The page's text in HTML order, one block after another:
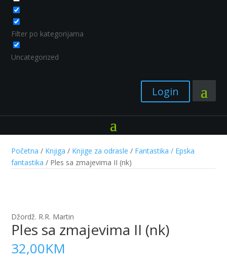
Filter po kategorijama
Uncategorized
Login
Početna / Knjiga / Knjige za odrasle / Fantastika / Epska
fantastika / Ples sa zmajevima II (nk)
Džordž. R.R. Martin
Ples sa zmajevima II (nk)
32,00KM